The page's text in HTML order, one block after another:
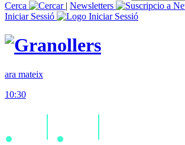
Cerca
| Newsletters
Iniciar Sessió
ara mateix
10:30